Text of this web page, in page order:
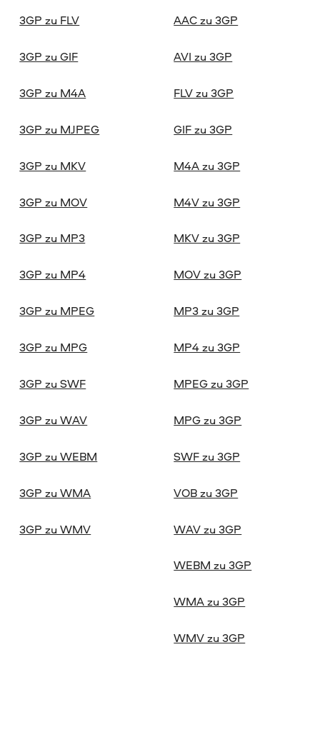
3GP zu FLV
3GP zu GIF
3GP zu M4A
3GP zu MJPEG
3GP zu MKV
3GP zu MOV
3GP zu MP3
3GP zu MP4
3GP zu MPEG
3GP zu MPG
3GP zu SWF
3GP zu WAV
3GP zu WEBM
3GP zu WMA
3GP zu WMV
AAC zu 3GP
AVI zu 3GP
FLV zu 3GP
GIF zu 3GP
M4A zu 3GP
M4V zu 3GP
MKV zu 3GP
MOV zu 3GP
MP3 zu 3GP
MP4 zu 3GP
MPEG zu 3GP
MPG zu 3GP
SWF zu 3GP
VOB zu 3GP
WAV zu 3GP
WEBM zu 3GP
WMA zu 3GP
WMV zu 3GP